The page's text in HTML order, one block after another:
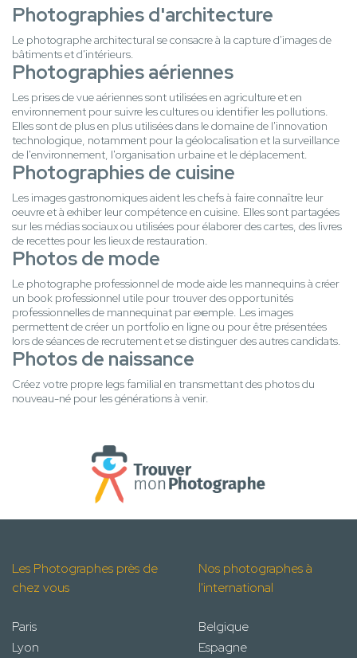
Photographies d'architecture
Le photographe architectural se consacre à la capture d'images de
bâtiments et d'intérieurs.
Photographies aériennes
Les prises de vue aériennes sont utilisées en agriculture et en
environnement pour suivre les cultures ou identifier les pollutions.
Elles sont de plus en plus utilisées dans le domaine de l'innovation
technologique, notamment pour la géolocalisation et la surveillance
de l'environnement, l'organisation urbaine et le déplacement.
Photographies de cuisine
Les images gastronomiques aident les chefs à faire connaître leur
oeuvre et à exhiber leur compétence en cuisine. Elles sont partagées
sur les médias sociaux ou utilisées pour élaborer des cartes, des livres
de recettes pour les lieux de restauration.
Photos de mode
Le photographe professionnel de mode aide les mannequins à créer
un book professionnel utile pour trouver des opportunités
professionnelles de mannequinat par exemple. Les images
permettent de créer un portfolio en ligne ou pour être présentées
lors de séances de recrutement et se distinguer des autres candidats.
Photos de naissance
Créez votre propre legs familial en transmettant des photos du
nouveau-né pour les générations à venir.
Les Photographes près de
chez vous
Paris
Lyon
Nos photographes à
l'international
Belgique
Espagne